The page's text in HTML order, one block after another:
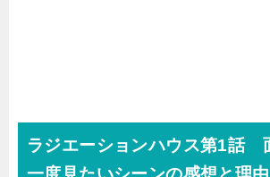
ラジエーションハウス第1話